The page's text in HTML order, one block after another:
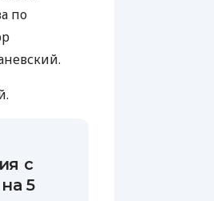
по
с
5